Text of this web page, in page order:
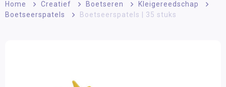
Home > Creatief > Boetseren > Kleigereedschap
>
Boetseerspatels
> Boetseerspatels | 35 stuks